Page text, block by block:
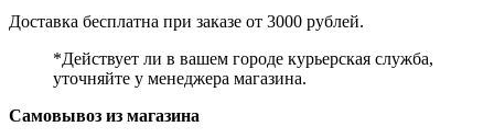
Доставка бесплатна при заказе от 3000 рублей.
*Действует ли в вашем городе курьерская служба,
уточняйте у менеджера магазина.
Самовывоз из магазина